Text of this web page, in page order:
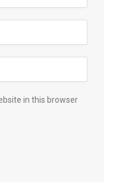
in this browser